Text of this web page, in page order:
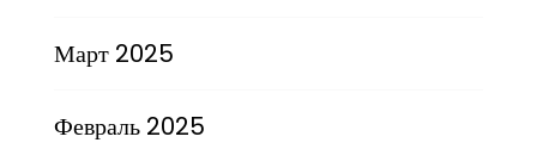
Март 2025
Февраль 2025